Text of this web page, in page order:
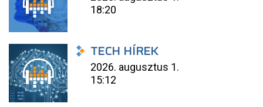
18:20
TECH HÍREK
2026. augusztus 1.
15:12